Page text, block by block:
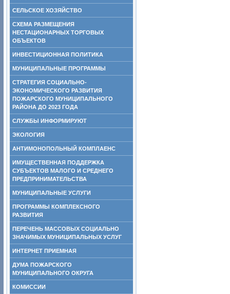
СЕЛЬСКОЕ ХОЗЯЙСТВО
СХЕМА РАЗМЕЩЕНИЯ
НЕСТАЦИОНАРНЫХ ТОРГОВЫХ
ОБЪЕКТОВ
ИНВЕСТИЦИОННАЯ ПОЛИТИКА
МУНИЦИПАЛЬНЫЕ ПРОГРАММЫ
СТРАТЕГИЯ СОЦИАЛЬНО-
ЭКОНОМИЧЕСКОГО РАЗВИТИЯ
ПОЖАРСКОГО МУНИЦИПАЛЬНОГО
РАЙОНА ДО 2023 ГОДА
СЛУЖБЫ ИНФОРМИРУЮТ
ЭКОЛОГИЯ
АНТИМОНОПОЛЬНЫЙ КОМПЛАЕНС
ИМУЩЕСТВЕННАЯ ПОДДЕРЖКА
СУБЪЕКТОВ МАЛОГО И СРЕДНЕГО
ПРЕДПРИНИМАТЕЛЬСТВА
МУНИЦИПАЛЬНЫЕ УСЛУГИ
ПРОГРАММЫ КОМПЛЕКСНОГО
РАЗВИТИЯ
ПЕРЕЧЕНЬ МАССОВЫХ СОЦИАЛЬНО
ЗНАЧИМЫХ МУНИЦИПАЛЬНЫХ УСЛУГ
ИНТЕРНЕТ ПРИЕМНАЯ
ДУМА ПОЖАРСКОГО
МУНИЦИПАЛЬНОГО ОКРУГА
КОМИССИИ